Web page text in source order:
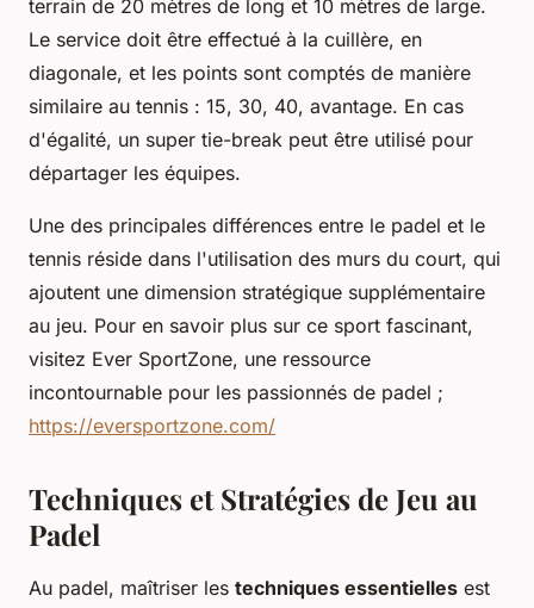
terrain de 20 mètres de long et 10 mètres de large.
Le service doit être effectué à la cuillère, en
diagonale, et les points sont comptés de manière
similaire au tennis : 15, 30, 40, avantage. En cas
d'égalité, un super tie-break peut être utilisé pour
départager les équipes.
Une des principales différences entre le padel et le
tennis réside dans l'utilisation des murs du court, qui
ajoutent une dimension stratégique supplémentaire
au jeu. Pour en savoir plus sur ce sport fascinant,
visitez Ever SportZone, une ressource
incontournable pour les passionnés de padel ;
https://eversportzone.com/
Techniques et Stratégies de Jeu au
Padel
Au padel, maîtriser les techniques essentielles est